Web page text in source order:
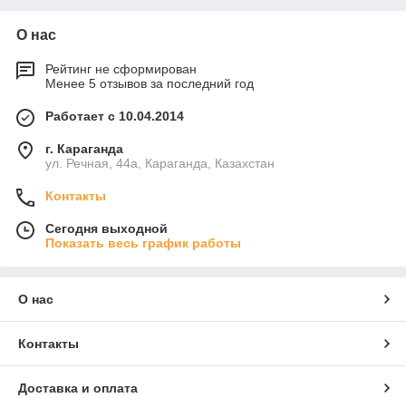
О нас
Рейтинг не сформирован
Менее 5 отзывов за последний год
Работает с 10.04.2014
г. Караганда
ул. Речная, 44а, Караганда, Казахстан
Контакты
Сегодня выходной
Показать весь график работы
О нас
Контакты
Доставка и оплата